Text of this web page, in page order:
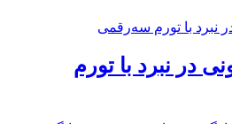
۱ میلیونی در نبرد با تورم